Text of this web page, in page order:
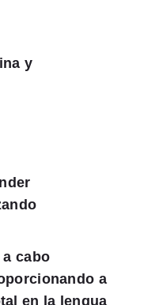
y
cabo
a
en la lengua